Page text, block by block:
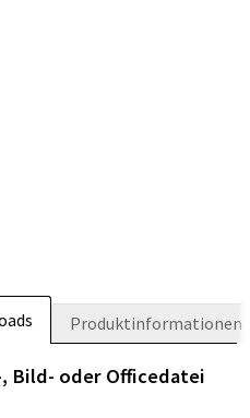
Produktinformationen
Bild- oder Officedatei